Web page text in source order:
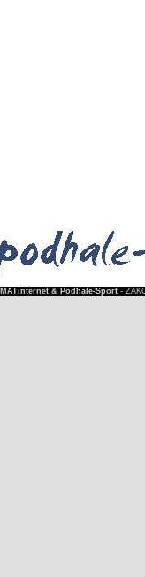
MATinternet & Podhale-Sport-